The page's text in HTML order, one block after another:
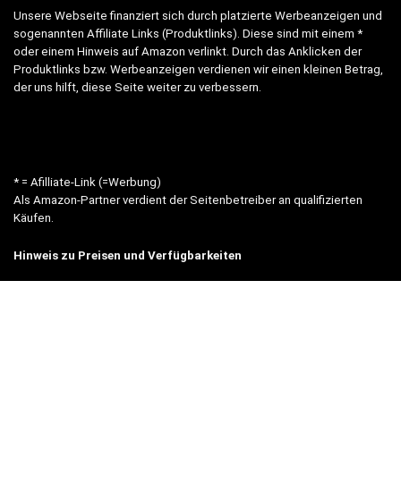
Unsere Webseite finanziert sich durch platzierte Werbeanzeigen und
sogenannten Affiliate Links (Produktlinks). Diese sind mit einem *
oder einem Hinweis auf Amazon verlinkt. Durch das Anklicken der
Produktlinks bzw. Werbeanzeigen verdienen wir einen kleinen Betrag,
der uns hilft, diese Seite weiter zu verbessern.
* = Afilliate-Link (=Werbung)
Als Amazon-Partner verdient der Seitenbetreiber an qualifizierten
Käufen.
Hinweis zu Preisen und Verfügbarkeiten